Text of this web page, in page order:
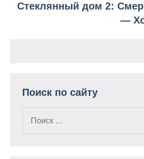
записям
Стеклянный дом 2:
—
Поиск по сайту